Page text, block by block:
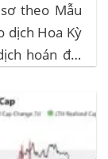
theo Mẫu
dịch Hoa Kỳ
hoán đổi